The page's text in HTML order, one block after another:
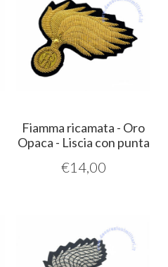
Fiamma ricamata - Oro
Opaca - Liscia con punta
€14,00